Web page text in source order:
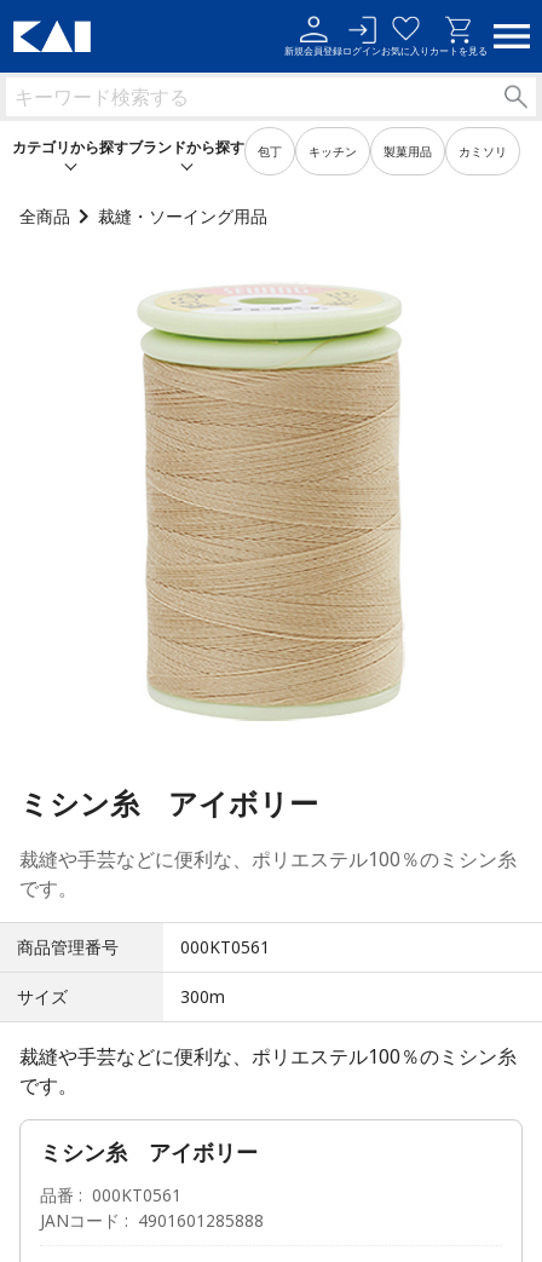
新規会員登録ログインお気に入り カートを見る
カテゴリから探す
ビューティーケア用品
裁縫・ソーイング用品
ブランドから探す
ビューティーケア用品
裁縫・ソーイング用品
包丁 キッチン 製菓用品 カミソリ
全商品 裁縫・ソーイング用品
ミシン糸 アイボリー
裁縫や手芸などに便利な、ポリエステル100％のミシン糸
です。
商品管理番号 000KT0561
サイズ 300m
裁縫や手芸などに便利な、ポリエステル100％のミシン糸
です。
ミシン糸 アイボリー
品番
000KT0561
JANコード
4901601285888